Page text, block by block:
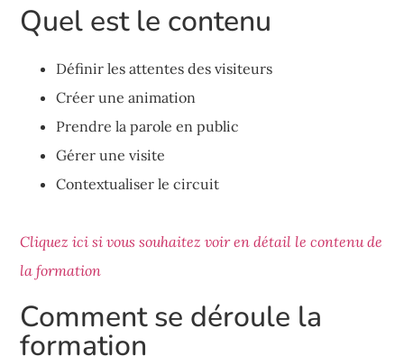
Quel est le contenu
Définir les attentes des visiteurs
Créer une animation
Prendre la parole en public
Gérer une visite
Contextualiser le circuit
Cliquez ici si vous souhaitez voir en détail le contenu de
la formation
Comment se déroule la
formation